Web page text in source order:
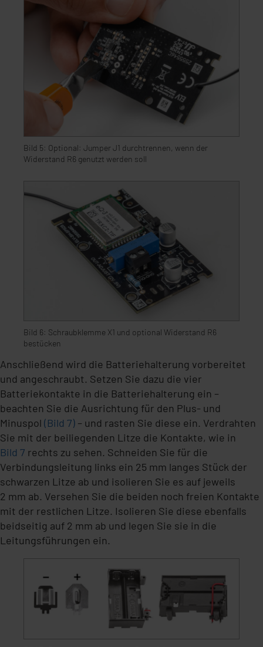
Bild 5: Optional: Jumper J1 durchtrennen, wenn der
Widerstand R6 genutzt werden soll
Bild 6: Schraubklemme X1 und optional Widerstand R6
bestücken
Anschließend wird die Batteriehalterung vorbereitet
und angeschraubt. Setzen Sie dazu die vier
Batteriekontakte in die Batteriehalterung ein –
beachten Sie die Ausrichtung für den Plus- und
Minuspol (Bild 7) – und rasten Sie diese ein. Verdrahten
Sie mit der beiliegenden Litze die Kontakte, wie in
Bild 7 rechts zu sehen. Schneiden Sie für die
Verbindungsleitung links ein 25 mm langes Stück der
schwarzen Litze ab und isolieren Sie es auf jeweils
2 mm ab. Versehen Sie die beiden noch freien Kontakte
mit der restlichen Litze. Isolieren Sie diese ebenfalls
beidseitig auf 2 mm ab und legen Sie sie in die
Leitungsführungen ein.